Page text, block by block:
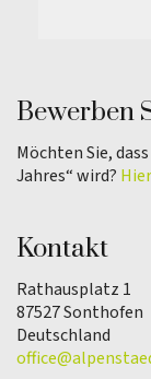
Bewerben
Möchten Sie,
Jahres“ wird?
Kontakt
Rathausplatz 1
87527 Sonthofen
Deutschland